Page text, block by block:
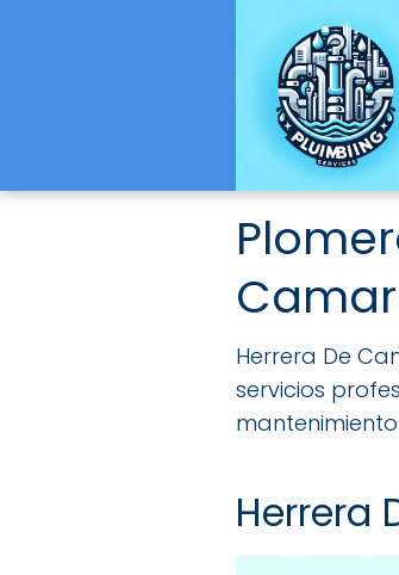
Herrera De
servicios
Herrera